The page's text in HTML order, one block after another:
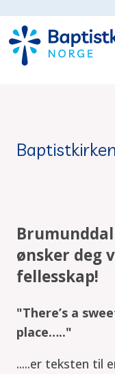
ønsker deg
fellesskap!
"There’s a
place….."
.....er teksten til